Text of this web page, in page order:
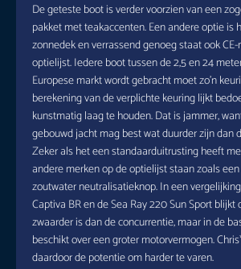
De geteste boot is verder voorzien van een
pakket met teakaccenten. Een andere optie is
zonnedek en verrassend genoeg staat ook
optielijst. Iedere boot tussen de 2,5 en 24
Europese markt wordt gebracht moet zo’n
berekening van de verplichte keuring lijkt
kunstmatig laag te houden. Dat is jammer,
gebouwd jacht mag best wat duurder zijn dan
Zeker als het een standaarduitrusting heeft
andere merken op de optielijst staan zoals
zoutwater neutralisatieknop. In een
Captiva BR en de Sea Ray 220 Sun Sport
zwaarder is dan de concurrentie, maar in de
beschikt over een groter motorvermogen.
daardoor de potentie om harder te varen.